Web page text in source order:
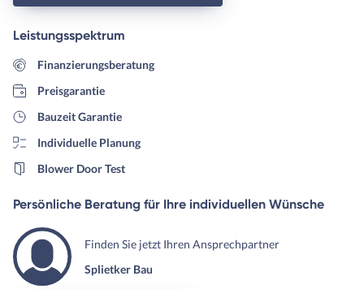
Leistungsspektrum
Finanzierungsberatung
Preisgarantie
Bauzeit Garantie
Individuelle Planung
Blower Door Test
Persönliche Beratung für Ihre individuellen Wünsche
Finden Sie jetzt Ihren Ansprechpartner
Splietker Bau